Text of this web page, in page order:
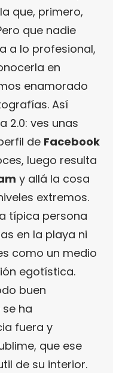
que, primero,
que nadie
a lo profesional,
en
enamorado
Así
2.0: ves unas
de Facebook
luego resulta
y allá la cosa
extremos.
típica persona
en la playa ni
como un medio
egotística.
buen
ha
fuera y
que ese
de su interior.